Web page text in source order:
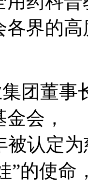
会各界的
团董事
，
认定为
使命